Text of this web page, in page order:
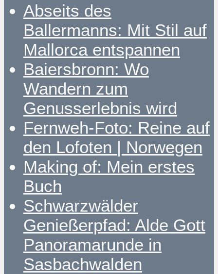
Abseits des
Ballermanns: Mit Stil auf
Mallorca entspannen
Baiersbronn: Wo
Wandern zum
Genusserlebnis wird
Fernweh-Foto: Reine auf
den Lofoten | Norwegen
Making of: Mein erstes
Buch
Schwarzwälder
Genießerpfad: Alde Gott
Panoramarunde in
Sasbachwalden